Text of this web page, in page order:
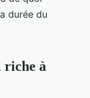
durée du
riche à